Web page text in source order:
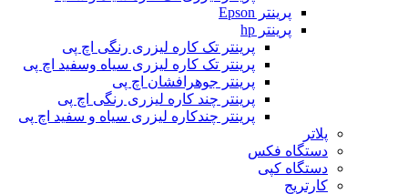
پرینتر Epson
پرینتر hp
پرینتر تک کاره لیزری رنگی اچ پی
پرینتر تک کاره لیزری سیاه وسفید اچ پی
پرینتر جوهرافشان اچ پی
پرینتر چند کاره لیزری رنگی اچ پی
پرینتر چندکاره لیزری سیاه و سفید اچ پی
پلاتر
دستگاه فکس
دستگاه کپی
کارتریج